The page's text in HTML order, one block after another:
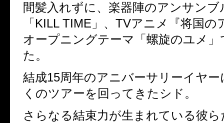
間髪入れずに、楽器陣のアンサンブ
「 KILL TIME 」、 TVアニメ『将国の
オープニングテーマ「螺旋のユメ
た。
結成15周年のアニバーサリーイヤー
くのツアーを回ってきたシド。
さらなる結束力が生まれている彼